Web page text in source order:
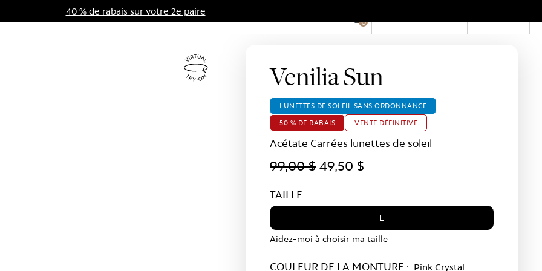
40 % de rabais sur votre 2e paire
Soldes 0
Venilia Sun
LUNETTES DE SOLEIL SANS ORDONNANCE
50 % DE RABAIS
VENTE DÉFINITIVE
Acétate Carrées lunettes de soleil
99,00 $ 49,50 $
TAILLE
L
Aidez-moi à choisir ma taille
COULEUR DE LA MONTURE : Pink Crystal